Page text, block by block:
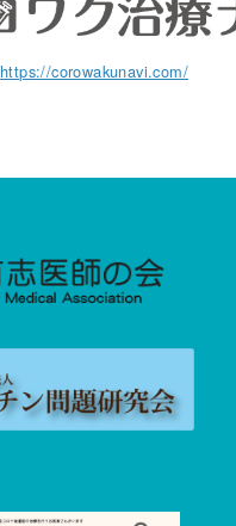
https://corowakunavi.com/